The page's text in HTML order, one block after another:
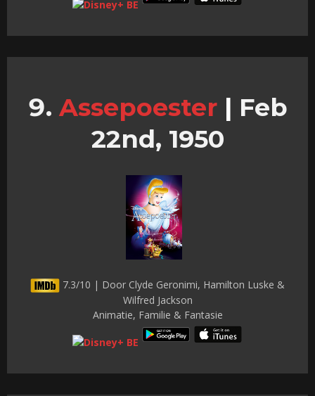
Assepoester | Feb
22nd, 1950
7.3/10 | Door Clyde Geronimi, Hamilton Luske &
Wilfred Jackson
Animatie, Familie & Fantasie